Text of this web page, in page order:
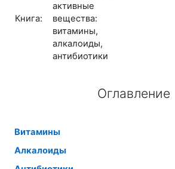
Книга:
активные
вещества:
витамины,
алкалоиды,
антибиотики
Оглавление
Витамины
Алкалоиды